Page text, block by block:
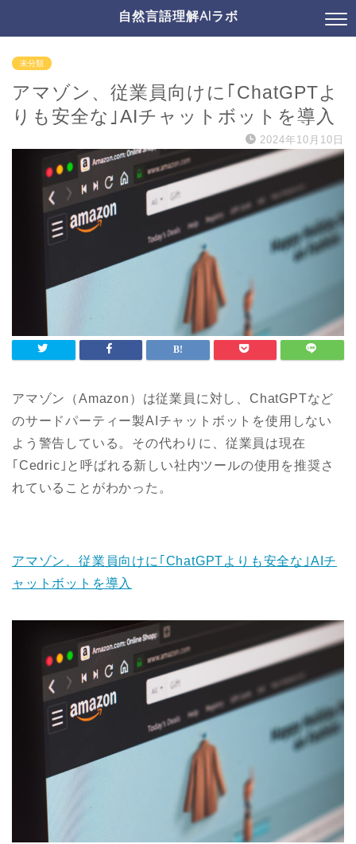
自然言語理解AIラボ
未分類
アマゾン、従業員向けに｢ChatGPTよ
りも安全な｣AIチャットボットを導入
2024年10月10日
アマゾン（Amazon）は従業員に対し、ChatGPTなど
のサードパーティー製AIチャットボットを使用しない
よう警告している。その代わりに、従業員は現在
｢Cedric｣と呼ばれる新しい社内ツールの使用を推奨さ
れていることがわかった。
アマゾン、従業員向けに｢ChatGPTよりも安全な｣AIチ
ャットボットを導入